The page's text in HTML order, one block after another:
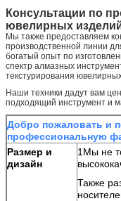
Консультации по
ювелирных
Мы также предоставляем
производственной линии
богатый опыт по
спектр алмазных
текстурирования
Наши техники дадут вам
подходящий инструмент и
Добро пожаловать и
профессиональную
Размер и
дизайн
1Мы не
Также